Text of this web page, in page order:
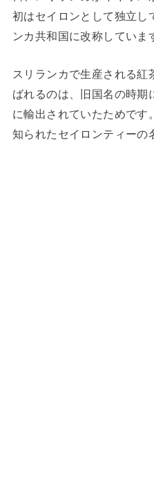
初はセイロンとして独立し
ンカ共和国に改称していま
スリランカで生産される
ばれるのは、旧国名の時期
に輸出されていたためです
知られたセイロンティーの